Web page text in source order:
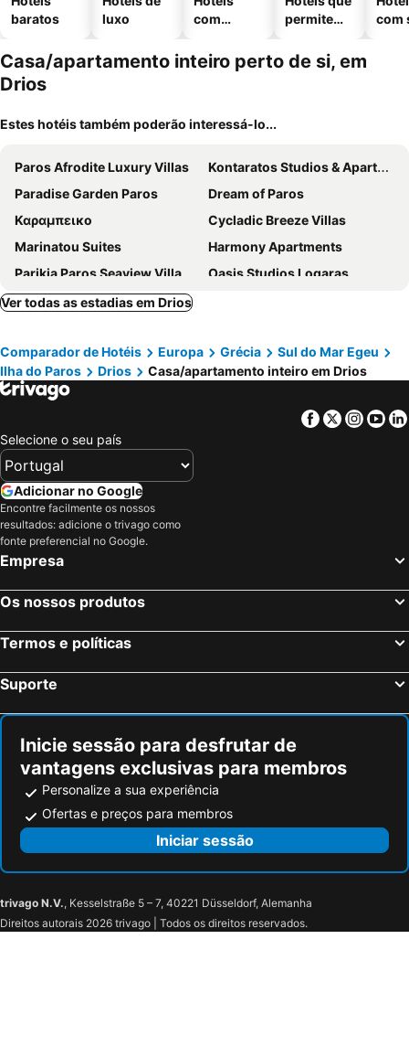
baratos
luxo
com
permitem
com
Casa/apartamento inteiro perto de si, em
Drios
Estes hotéis também poderão interessá-lo...
Paros Afrodite Luxury Villas
Kontaratos Studios & Apartments
Paradise Garden Paros
Dream of Paros
Καραμπεικο
Cycladic Breeze Villas
Marinatou Suites
Harmony Apartments
Parikia Paros Seaview Villa
Oasis Studios Logaras
LOFTS the summer village apartments
Melina apartments
Rooms Mike Paros
Sun set in krios
Rania Apartments
Ver todas as estadias em Drios
Comparador de Hotéis Europa Grécia
Sul do Mar Egeu
Ilha do Paros
Drios Casa/apartamento inteiro em Drios
Facebook
Twitter
Selecione o seu país
Adicionar no Google
Encontre facilmente os nossos
resultados: adicione o trivago como
fonte preferencial no Google.
Empresa
Os nossos produtos
Termos e políticas
Suporte
Inicie sessão para desfrutar de
vantagens exclusivas para membros
Personalize a sua experiência
Ofertas e preços para membros
Iniciar sessão
trivago N.V., Kesselstraße 5 – 7, 40221 Düsseldorf, Alemanha
Direitos autorais 2026 trivago | Todos os direitos reservados.